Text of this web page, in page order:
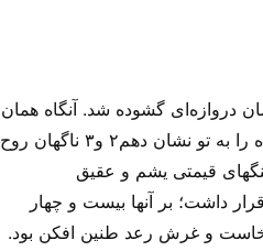
می‌کردم، دیدم که درآسمان دروازه‌ای گشوده شد. آنگاه همان
آوایی که قبلا نیز شنیده بودم، بگوش رسید؛ آن آوا که همچون صدای شیپوری نیرومند بود، به من گفت: «بالا بیا تا وقایع آینده را به تو نشان دهم۲ و۳ ناگهان روح
قیمتی یشم و عقیق
بیست و چهار تخت کوچکتر قرار داشت؛ بر آنها بیست و چهار
۵ از آن تخت بزرگ، رعد و برق بر می‌خاست و غرش رعد طنین افکن بود.